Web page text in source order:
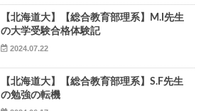
【北海道大】【総合教育部理系】M.I先生
の大学受験合格体験記
2024.07.22
【北海道大】【総合教育部理系】S.F先生
の勉強の転機